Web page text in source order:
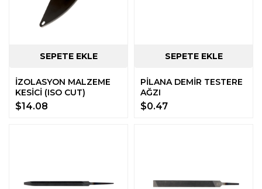
İZOLASYON MALZEME
KESİCİ (ISO CUT)
$14.08
PİLANA DEMİR TESTERE
AĞZI
$0.47